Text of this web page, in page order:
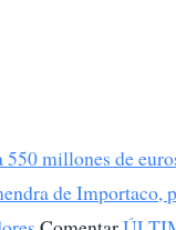
millones de
de Importaco,